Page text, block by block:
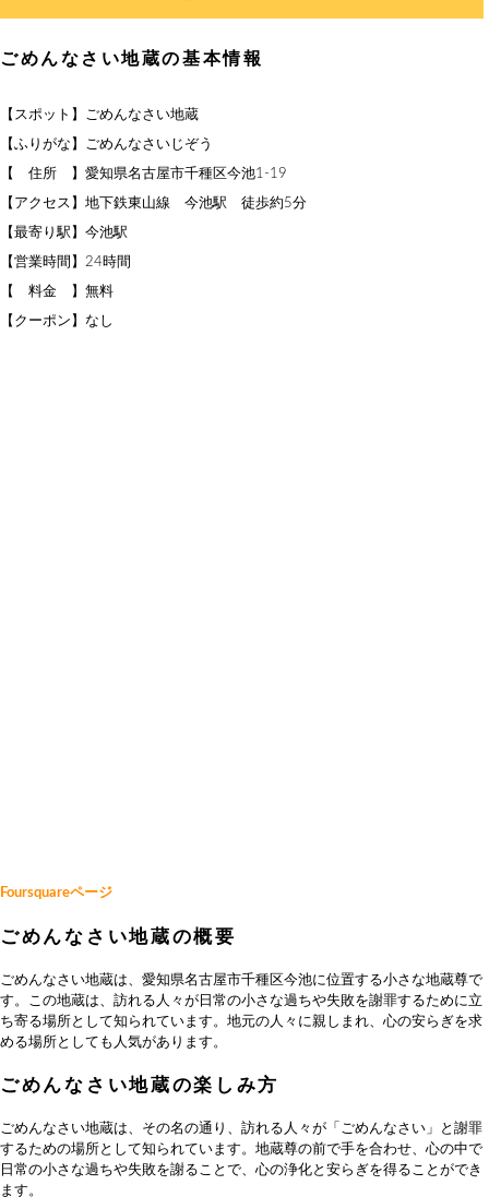
ごめんなさい地蔵の基本情報
【スポット】ごめんなさい地蔵
【ふりがな】ごめんなさいじぞう
【 住所 】愛知県名古屋市千種区今池1-19
【アクセス】地下鉄東山線 今池駅 徒歩約5分
【最寄り駅】今池駅
【営業時間】24時間
【 料金 】無料
【クーポン】なし
Foursquareページ
ごめんなさい地蔵の概要
ごめんなさい地蔵は、愛知県名古屋市千種区今池に位置する小さな地蔵尊で
す。この地蔵は、訪れる人々が日常の小さな過ちや失敗を謝罪するために立
ち寄る場所として知られています。地元の人々に親しまれ、心の安らぎを求
める場所としても人気があります。
ごめんなさい地蔵の楽しみ方
ごめんなさい地蔵は、その名の通り、訪れる人々が「ごめんなさい」と謝罪
するための場所として知られています。地蔵尊の前で手を合わせ、心の中で
日常の小さな過ちや失敗を謝ることで、心の浄化と安らぎを得ることができ
ます。